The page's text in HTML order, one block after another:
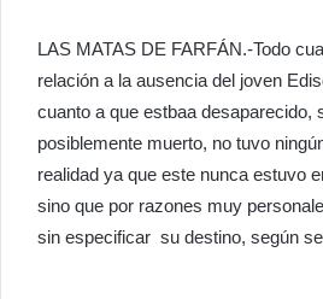
LAS MATAS DE FARFÁN.-Todo
relación a la ausencia del joven
cuanto a que estbaa desaparecido,
posiblemente muerto, no tuvo
realidad ya que este nunca estuvo
sino que por razones muy
sin especificar su destino, según